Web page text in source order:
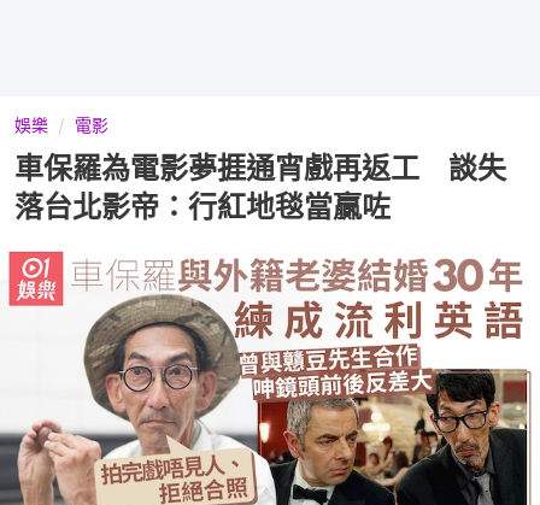
娛樂 電影
車保羅為電影夢捱通宵戲再返工 談失
落台北影帝：行紅地毯當贏咗